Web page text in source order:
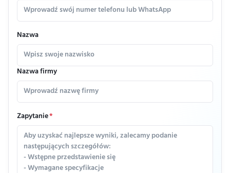
Nazwa
Nazwa firmy
Zapytanie*